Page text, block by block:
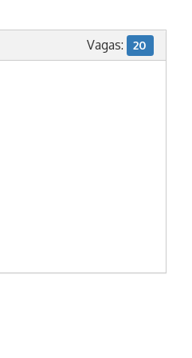
Vagas: 20